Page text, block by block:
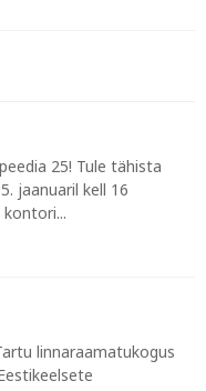
25! Tule tähista
jaanuaril kell 16
linnaraamatukogus